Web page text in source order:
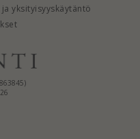
yksityisyyskäytäntö